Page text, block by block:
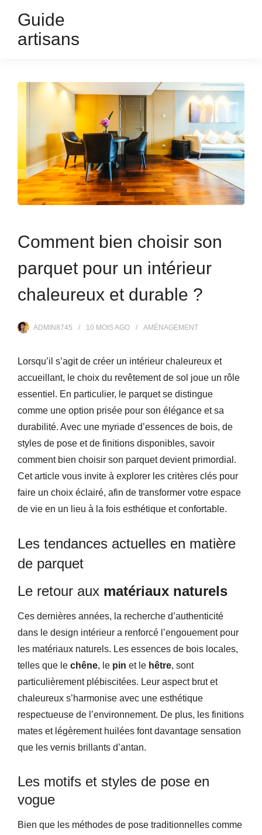
Guide
artisans
Comment bien choisir son
parquet pour un intérieur
chaleureux et durable ?
ADMIN8745 10 MOISAGO AMÉNAGEMENT
Lorsqu’il s’agit de créer un intérieur chaleureux et
accueillant, le choix du revêtement de sol joue un rôle
essentiel. En particulier, le parquet se distingue
comme une option prisée pour son élégance et sa
durabilité. Avec une myriade d’essences de bois, de
styles de pose et de finitions disponibles, savoir
comment bien choisir son parquet devient primordial.
Cet article vous invite à explorer les critères clés pour
faire un choix éclairé, afin de transformer votre espace
de vie en un lieu à la fois esthétique et confortable.
Les tendances actuelles en matière
de parquet
Le retour aux matériaux naturels
Ces dernières années, la recherche d’authenticité
dans le design intérieur a renforcé l’engouement pour
les matériaux naturels. Les essences de bois locales,
telles que le chêne, le pin et le hêtre, sont
particulièrement plébiscitées. Leur aspect brut et
chaleureux s’harmonise avec une esthétique
respectueuse de l’environnement. De plus, les finitions
mates et légèrement huilées font davantage sensation
que les vernis brillants d’antan.
Les motifs et styles de pose en
vogue
Bien que les méthodes de pose traditionnelles comme